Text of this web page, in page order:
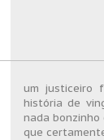
um justiceiro
história de
nada
que